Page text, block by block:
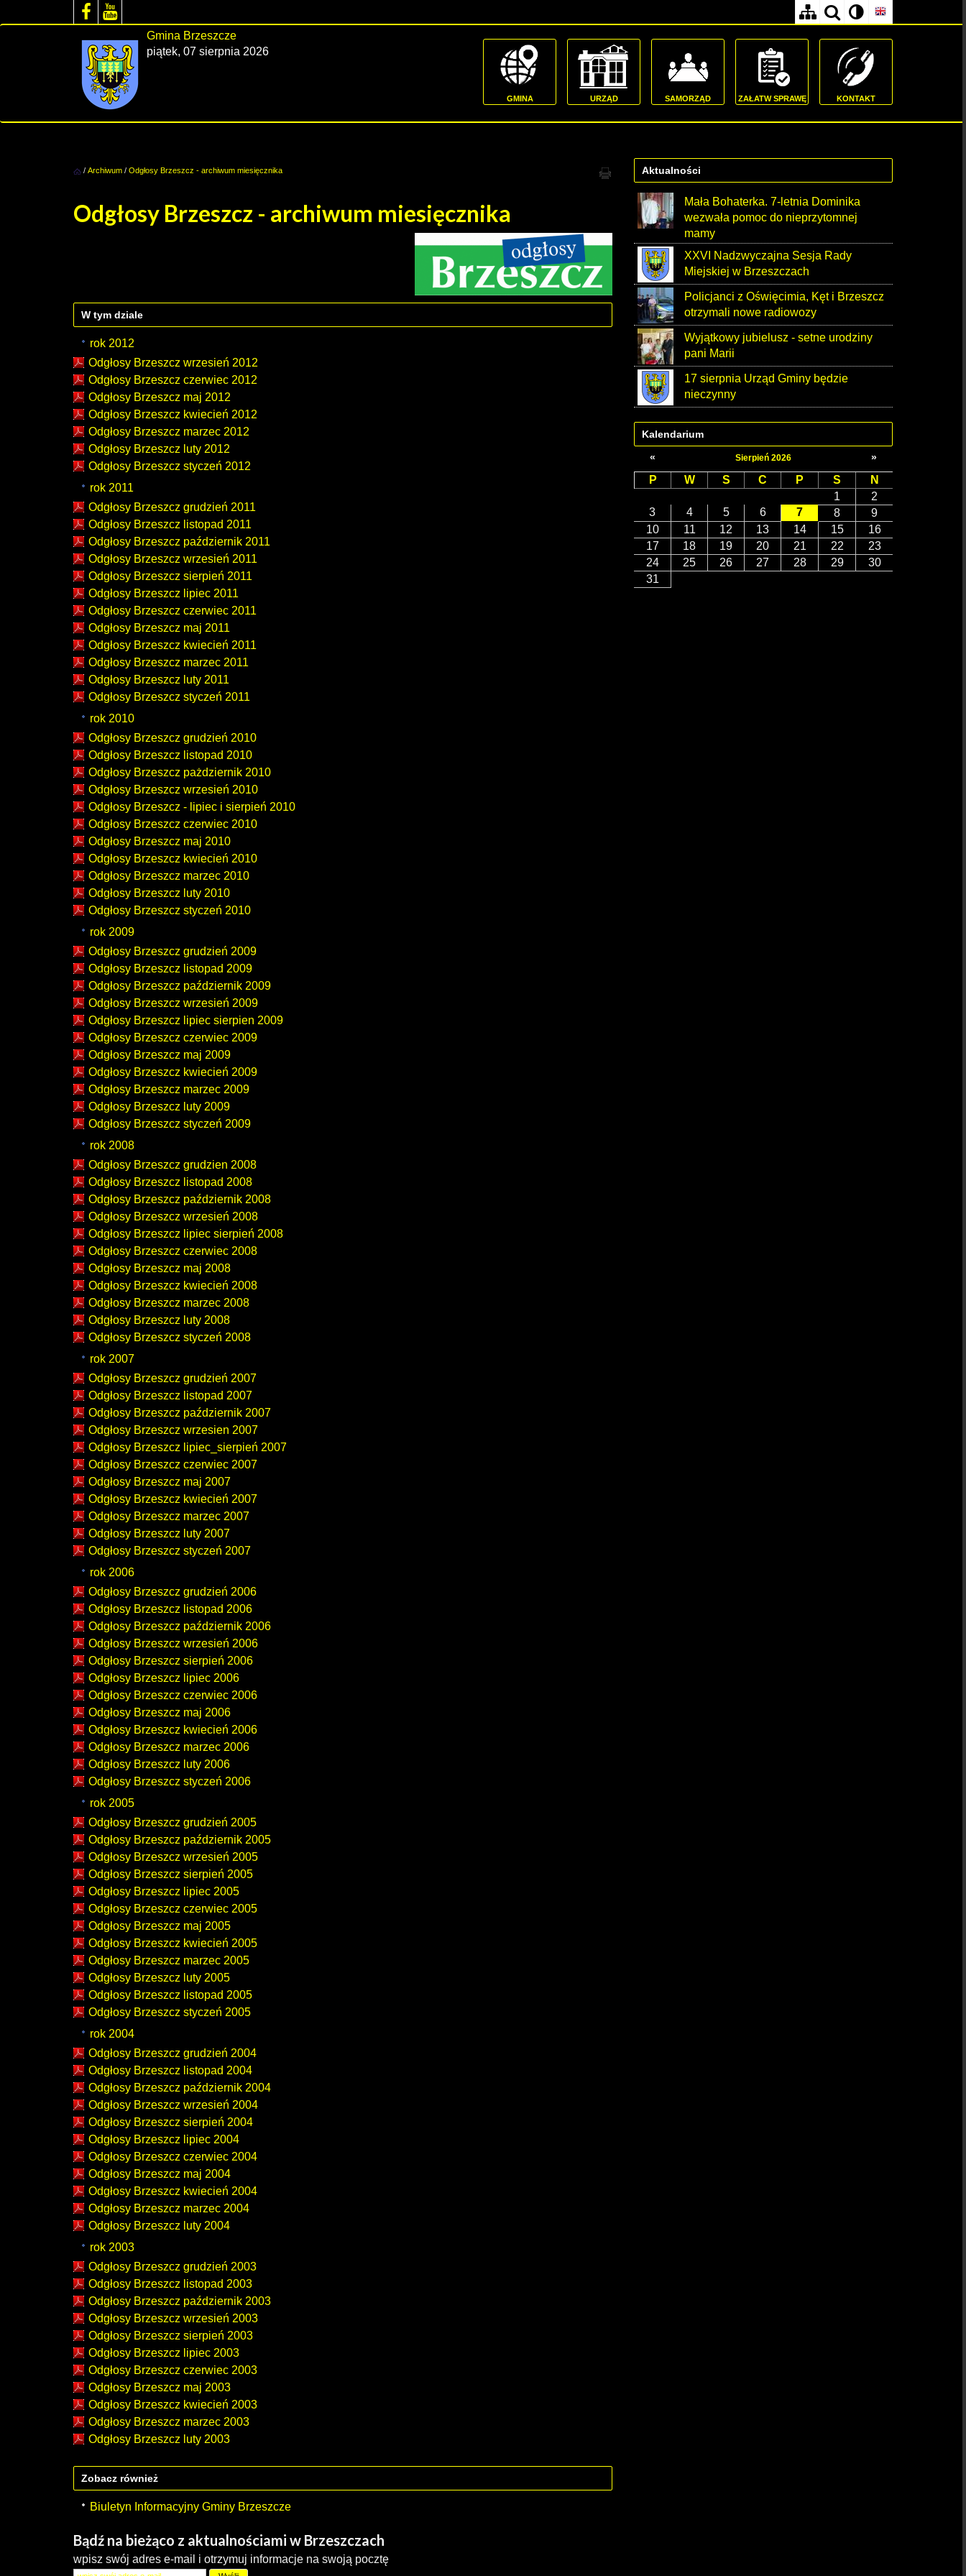
Gmina Brzeszcze
piątek, 07 sierpnia 2026
GMINA URZĄD SAMORZĄD ZAŁATW SPRAWĘ KONTAKT
/ Archiwum / Odgłosy Brzeszcz - archiwum miesięcznika
Odgłosy Brzeszcz - archiwum miesięcznika
W tym dziale
rok 2012
Odgłosy Brzeszcz wrzesień 2012
Odgłosy Brzeszcz czerwiec 2012
Odgłosy Brzeszcz maj 2012
Odgłosy Brzeszcz kwiecień 2012
Odgłosy Brzeszcz marzec 2012
Odgłosy Brzeszcz luty 2012
Odgłosy Brzeszcz styczeń 2012
rok 2011
Odgłosy Brzeszcz grudzień 2011
Odgłosy Brzeszcz listopad 2011
Odgłosy Brzeszcz październik 2011
Odgłosy Brzeszcz wrzesień 2011
Odgłosy Brzeszcz sierpień 2011
Odgłosy Brzeszcz lipiec 2011
Odgłosy Brzeszcz czerwiec 2011
Odgłosy Brzeszcz maj 2011
Odgłosy Brzeszcz kwiecień 2011
Odgłosy Brzeszcz marzec 2011
Odgłosy Brzeszcz luty 2011
Odgłosy Brzeszcz styczeń 2011
rok 2010
Odgłosy Brzeszcz grudzień 2010
Odgłosy Brzeszcz listopad 2010
Odgłosy Brzeszcz pażdziernik 2010
Odgłosy Brzeszcz wrzesień 2010
Odgłosy Brzeszcz - lipiec i sierpień 2010
Odgłosy Brzeszcz czerwiec 2010
Odgłosy Brzeszcz maj 2010
Odgłosy Brzeszcz kwiecień 2010
Odgłosy Brzeszcz marzec 2010
Odgłosy Brzeszcz luty 2010
Odgłosy Brzeszcz styczeń 2010
rok 2009
Odgłosy Brzeszcz grudzień 2009
Odgłosy Brzeszcz listopad 2009
Odgłosy Brzeszcz październik 2009
Odgłosy Brzeszcz wrzesień 2009
Odgłosy Brzeszcz lipiec sierpien 2009
Odgłosy Brzeszcz czerwiec 2009
Odgłosy Brzeszcz maj 2009
Odgłosy Brzeszcz kwiecień 2009
Odgłosy Brzeszcz marzec 2009
Odgłosy Brzeszcz luty 2009
Odgłosy Brzeszcz styczeń 2009
rok 2008
Odgłosy Brzeszcz grudzien 2008
Odgłosy Brzeszcz listopad 2008
Odgłosy Brzeszcz październik 2008
Odgłosy Brzeszcz wrzesień 2008
Odgłosy Brzeszcz lipiec sierpień 2008
Odgłosy Brzeszcz czerwiec 2008
Odgłosy Brzeszcz maj 2008
Odgłosy Brzeszcz kwiecień 2008
Odgłosy Brzeszcz marzec 2008
Odgłosy Brzeszcz luty 2008
Odgłosy Brzeszcz styczeń 2008
rok 2007
Odgłosy Brzeszcz grudzień 2007
Odgłosy Brzeszcz listopad 2007
Odgłosy Brzeszcz październik 2007
Odgłosy Brzeszcz wrzesien 2007
Odgłosy Brzeszcz lipiec_sierpień 2007
Odgłosy Brzeszcz czerwiec 2007
Odgłosy Brzeszcz maj 2007
Odgłosy Brzeszcz kwiecień 2007
Odgłosy Brzeszcz marzec 2007
Odgłosy Brzeszcz luty 2007
Odgłosy Brzeszcz styczeń 2007
rok 2006
Odgłosy Brzeszcz grudzień 2006
Odgłosy Brzeszcz listopad 2006
Odgłosy Brzeszcz październik 2006
Odgłosy Brzeszcz wrzesień 2006
Odgłosy Brzeszcz sierpień 2006
Odgłosy Brzeszcz lipiec 2006
Odgłosy Brzeszcz czerwiec 2006
Odgłosy Brzeszcz maj 2006
Odgłosy Brzeszcz kwiecień 2006
Odgłosy Brzeszcz marzec 2006
Odgłosy Brzeszcz luty 2006
Odgłosy Brzeszcz styczeń 2006
rok 2005
Odgłosy Brzeszcz grudzień 2005
Odgłosy Brzeszcz październik 2005
Odgłosy Brzeszcz wrzesień 2005
Odgłosy Brzeszcz sierpień 2005
Odgłosy Brzeszcz lipiec 2005
Odgłosy Brzeszcz czerwiec 2005
Odgłosy Brzeszcz maj 2005
Odgłosy Brzeszcz kwiecień 2005
Odgłosy Brzeszcz marzec 2005
Odgłosy Brzeszcz luty 2005
Odgłosy Brzeszcz listopad 2005
Odgłosy Brzeszcz styczeń 2005
rok 2004
Odgłosy Brzeszcz grudzień 2004
Odgłosy Brzeszcz listopad 2004
Odgłosy Brzeszcz październik 2004
Odgłosy Brzeszcz wrzesień 2004
Odgłosy Brzeszcz sierpień 2004
Odgłosy Brzeszcz lipiec 2004
Odgłosy Brzeszcz czerwiec 2004
Odgłosy Brzeszcz maj 2004
Odgłosy Brzeszcz kwiecień 2004
Odgłosy Brzeszcz marzec 2004
Odgłosy Brzeszcz luty 2004
rok 2003
Odgłosy Brzeszcz grudzień 2003
Odgłosy Brzeszcz listopad 2003
Odgłosy Brzeszcz październik 2003
Odgłosy Brzeszcz wrzesień 2003
Odgłosy Brzeszcz sierpień 2003
Odgłosy Brzeszcz lipiec 2003
Odgłosy Brzeszcz czerwiec 2003
Odgłosy Brzeszcz maj 2003
Odgłosy Brzeszcz kwiecień 2003
Odgłosy Brzeszcz marzec 2003
Odgłosy Brzeszcz luty 2003
Zobacz również
Biuletyn Informacyjny Gminy Brzeszcze
Bądź na bieżąco z aktualnościami w Brzeszczach
wpisz swój adres e-mail i otrzymuj informacje na swoją pocztę
Aktualności
Mała Bohaterka. 7-letnia Dominika
wezwała pomoc do nieprzytomnej
mamy
XXVI Nadzwyczajna Sesja Rady
Miejskiej w Brzeszczach
Policjanci z Oświęcimia, Kęt i Brzeszcz
otrzymali nowe radiowozy
Wyjątkowy jubielusz - setne urodziny
pani Marii
17 sierpnia Urząd Gminy będzie
nieczynny
Kalendarium
«
Sierpień 2026 »
P W S C P S
N
1
2
3
4 5 6 7 8
9
10
11 12 13 14 15
16
17
18 19 20 21 22
23
24
25 26 27 28 29
30
31